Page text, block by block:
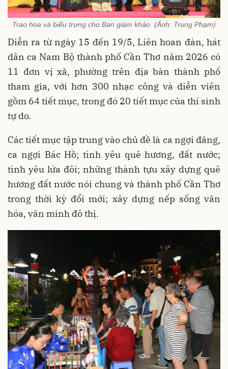
Trao hoa và biểu trưng cho Ban giám khảo. (Ảnh: Trung Phạm)
Diễn ra từ ngày 15 đến 19/5, Liên hoan đàn, hát
dân ca Nam Bộ thành phố Cần Thơ năm 2026 có
11 đơn vị xã, phường trên địa bàn thành phố
tham gia, với hơn 300 nhạc công và diễn viên
gồm 64 tiết mục, trong đó 20 tiết mục của thí sinh
tự do.
Các tiết mục tập trung vào chủ đề là ca ngợi đảng,
ca ngợi Bác Hồ; tình yêu quê hương, đất nước;
tình yêu lứa đôi; những thành tựu xây dựng quê
hương đất nước nói chung và thành phố Cần Thơ
trong thời kỳ đổi mới; xây dựng nếp sống văn
hóa, văn minh đô thị.